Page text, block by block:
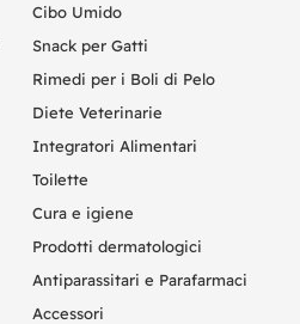
Cibo Umido
Snack per Gatti
Rimedi per i Boli di Pelo
Diete Veterinarie
Integratori Alimentari
Toilette
Cura e igiene
Prodotti dermatologici
Antiparassitari e Parafarmaci
Accessori